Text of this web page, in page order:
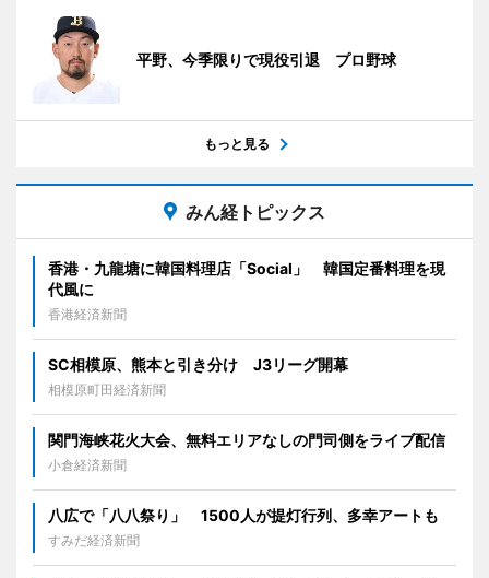
平野、今季限りで現役引退 プロ野球
もっと見る
みん経トピックス
香港・九龍塘に韓国料理店「Social」 韓国定番料理を現
代風に
香港経済新聞
SC相模原、熊本と引き分け J3リーグ開幕
相模原町田経済新聞
関門海峡花火大会、無料エリアなしの門司側をライブ配信
小倉経済新聞
八広で「八八祭り」 1500人が提灯行列、多幸アートも
すみだ経済新聞